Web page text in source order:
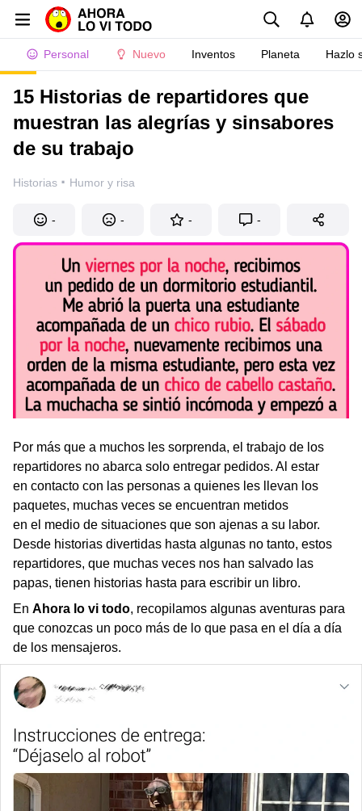
Personal Nuevo Inventos Planeta Hazlo
15 Historias de repartidores que
muestran las alegrías y sinsabores
de su trabajo
Historias · Humor y risa
- - - -
Por más que a muchos les sorprenda, el trabajo de los
repartidores no abarca solo entregar pedidos. Al estar
en contacto con las personas a quienes les llevan los
paquetes, muchas veces se encuentran metidos
en el medio de situaciones que son ajenas a su labor.
Desde historias divertidas hasta algunas no tanto, estos
repartidores, que muchas veces nos han salvado las
papas, tienen historias hasta para escribir un libro.
En Ahora lo vi todo, recopilamos algunas aventuras para
que conozcas un poco más de lo que pasa en el día a día
de los mensajeros.